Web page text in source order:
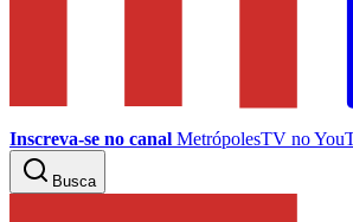
Inscreva-se no canal MetrópolesTV no
Busca